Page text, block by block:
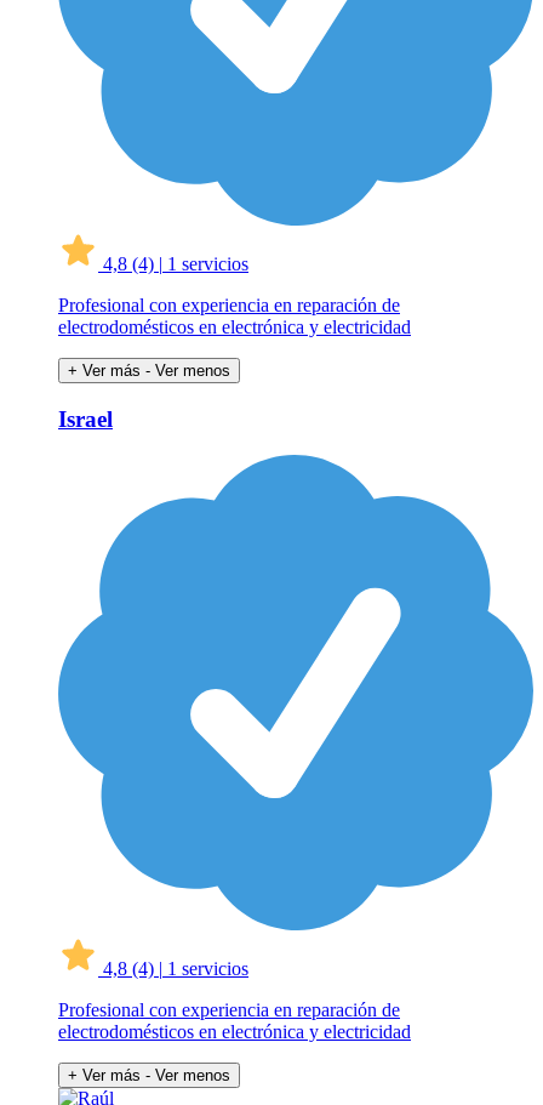
4,8 (4) | 1 servicios
Profesional con experiencia en reparación de
electrodomésticos en electrónica y electricidad
+ Ver más - Ver menos
Israel
4,8 (4) | 1 servicios
Profesional con experiencia en reparación de
electrodomésticos en electrónica y electricidad
+ Ver más - Ver menos